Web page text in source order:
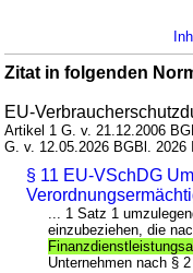
Zitat in folgenden
EU-
Artikel 1 G. v. 21.12.2006
G. v. 12.05.2026 BGBl. 2026
§ 11 EU-VSchDG
... 1 Satz 1
einzubeziehen, die
Unternehmen nach §